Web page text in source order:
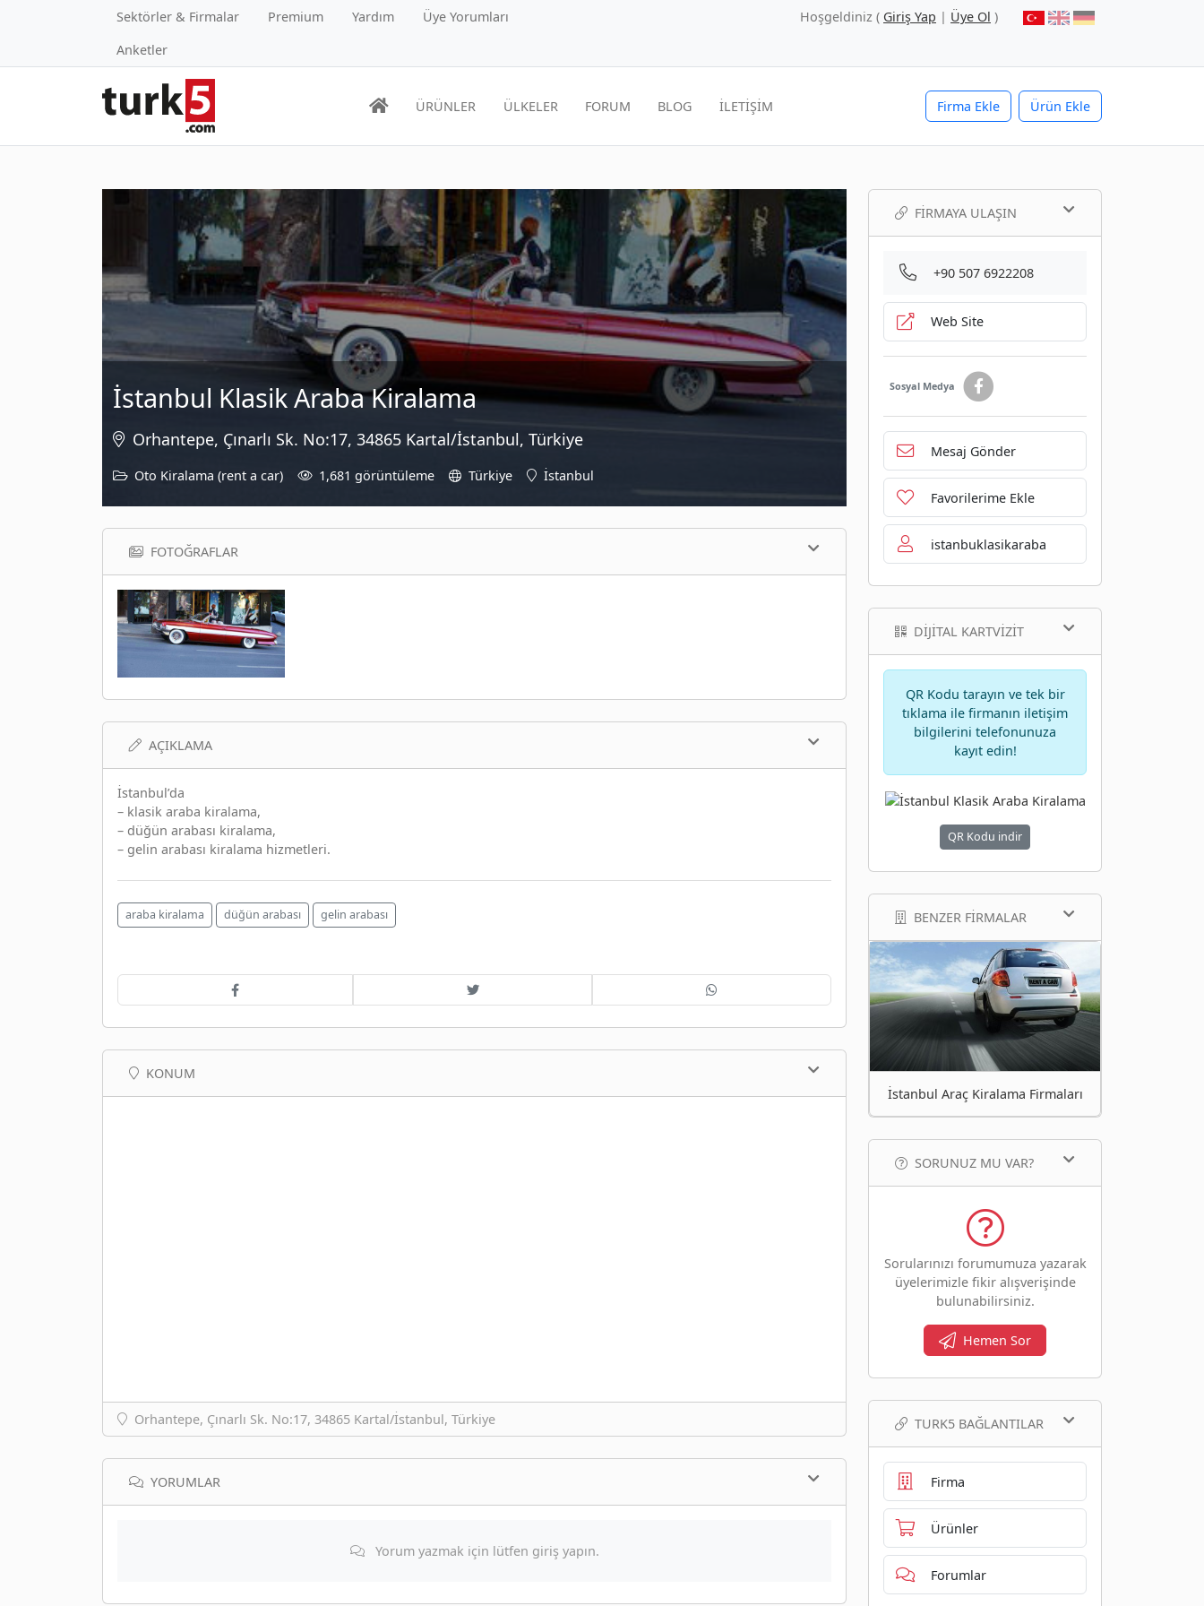
Sektörler & Firmalar Premium Yardım
Üye Yorumları
Anketler
Hoşgeldiniz ( Giriş Yap | Üye Ol )
Firma Ekle Ürün Ekle
ÜRÜNLER ÜLKELER FORUM BLOG İLETİŞİM
İstanbul Klasik Araba Kiralama
Orhantepe, Çınarlı Sk. No:17, 34865 Kartal/İstanbul, Türkiye
Oto Kiralama (rent a car) 1,681 görüntüleme Türkiye İstanbul
FOTOĞRAFLAR
AÇIKLAMA
İstanbul’da
– klasik araba kiralama,
– düğün arabası kiralama,
– gelin arabası kiralama hizmetleri.
araba kiralama düğün arabası gelin arabası
KONUM
Orhantepe, Çınarlı Sk. No:17, 34865 Kartal/İstanbul, Türkiye
YORUMLAR
Yorum yazmak için lütfen giriş yapın.
FIRMAYA ULAŞIN
+90 507 6922208
Web Site
Sosyal Medya
Mesaj Gönder
Favorilerime Ekle
istanbuklasikaraba
DIJITAL KARTVIZIT
QR Kodu tarayın ve tek bir
tıklama ile firmanın iletişim
bilgilerini telefonunuza
kayıt edin!
QR Kodu indir
BENZER FIRMALAR
İstanbul Araç Kiralama Firmaları
SORUNUZ MU VAR?
Sorularınızı forumumuza yazarak
üyelerimizle fikir alışverişinde
bulunabilirsiniz.
Hemen Sor
TURK5 BAĞLANTILAR
Firma
Ürünler
Forumlar